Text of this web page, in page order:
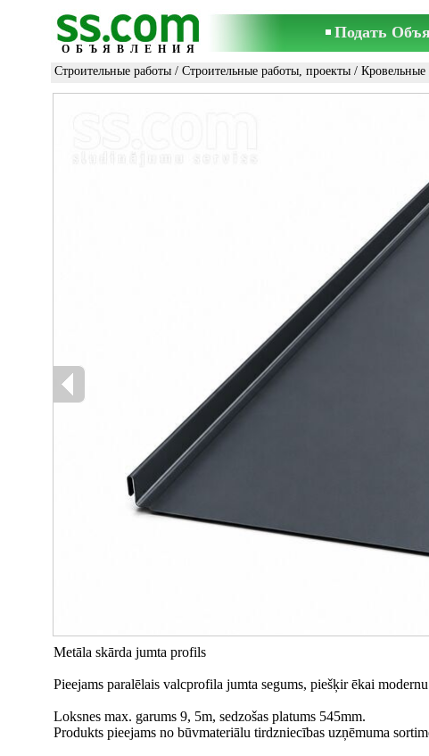
ОБЪЯВЛЕНИЯ
Подать
Строительные работы / Строительные работы, проекты / Кровельные
Metāla skārda jumta profils
Pieejams paralēlais valcprofila jumta segums, piešķir ēkai
Loksnes max. garums 9, 5m, sedzošas platums 545mm.
Produkts pieejams no būvmateriālu tirdzniecības uzņēmuma